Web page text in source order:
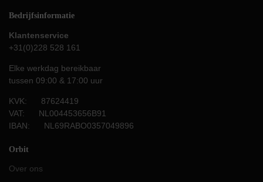
Bedrijfsinformatie
Klantenservice
+31(0)228 528 161
Elke werkdag bereikbaar
tussen 09:00 & 17:00 uur
KVK: 87624419
VAT: NL004453656B91
IBAN: NL69RABO0357049896
Orbit
Over ons